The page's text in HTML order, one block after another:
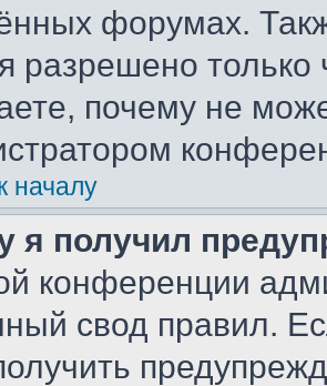
форумах.
разрешено
почему не
началу
я получил
конференции
свод правил.